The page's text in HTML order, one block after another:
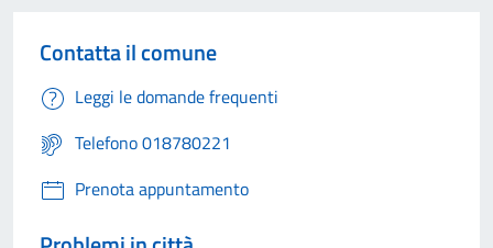
Contatta il comune
Leggi le domande frequenti
Telefono 018780221
Prenota appuntamento